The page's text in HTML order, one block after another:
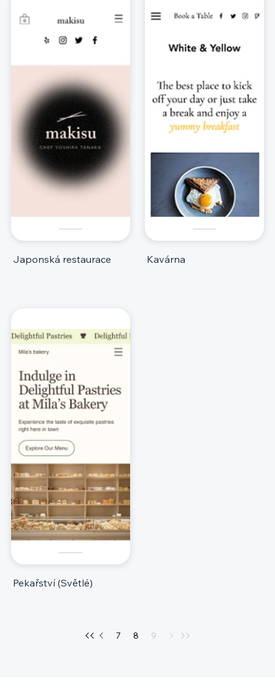
Japonská restaurace Kavárna
Pekařství (Světlé)
7 8 9